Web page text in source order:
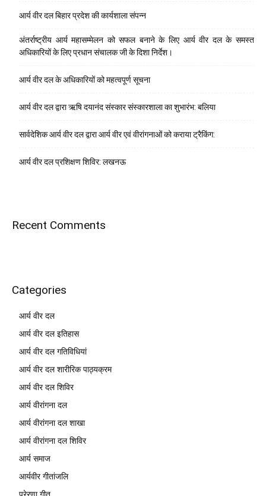
आर्य वीर दल बिहार प्रदेश की कार्यशाला संपन्न
अंतर्राष्ट्रीय आर्य महासम्मेलन को सफल बनाने के लिए आर्य वीर दल के समस्त
अधिकारियों के लिए प्रधान संचालक जी के दिशा निर्देश।
आर्य वीर दल के अधिकारियों को महत्वपूर्ण सूचना
आर्य वीर दल द्वारा ऋषि दयानंद संस्कार संस्कारशाला का शुभारंभ: बलिया
सार्वदेशिक आर्य वीर दल द्वारा आर्य वीर एवं वीरांगनाओं को कराया ट्रैकिंग:
आर्य वीर दल प्रशिक्षण शिविर: लखनऊ
Recent Comments
Categories
आर्य वीर दल
आर्य वीर दल इतिहास
आर्य वीर दल गतिविधियां
आर्य वीर दल शारीरिक पाठ्यक्रम
आर्य वीर दल शिविर
आर्य वीरांगना दल
आर्य वीरांगना दल शाखा
आर्य वीरांगना दल शिविर
आर्य समाज
आर्यवीर गीतांजलि
प्रेरणा गीत